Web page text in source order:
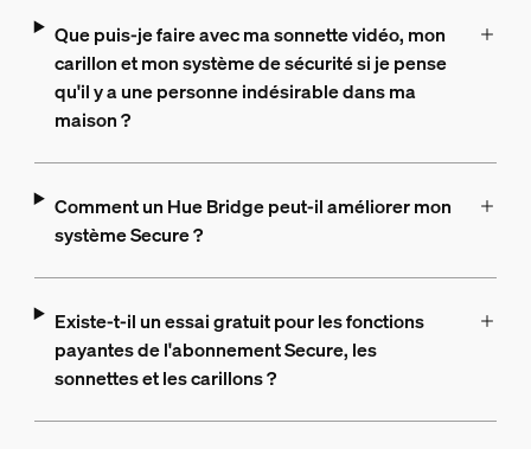
Que puis-je faire avec ma sonnette vidéo, mon
carillon et mon système de sécurité si je pense
qu'il y a une personne indésirable dans ma
maison ?
Comment un Hue Bridge peut-il améliorer mon
système Secure ?
Existe-t-il un essai gratuit pour les fonctions
payantes de l'abonnement Secure, les
sonnettes et les carillons ?